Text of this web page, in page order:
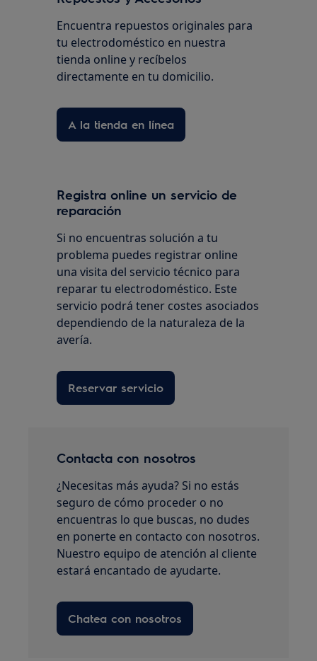
Encuentra repuestos originales para
tu electrodoméstico en nuestra
tienda online y recíbelos
directamente en tu domicilio.
A la tienda en línea
Registra online un servicio de
reparación
Si no encuentras solución a tu
problema puedes registrar online
una visita del servicio técnico para
reparar tu electrodoméstico. Este
servicio podrá tener costes asociados
dependiendo de la naturaleza de la
avería.
Reservar servicio
Contacta con nosotros
¿Necesitas más ayuda? Si no estás
seguro de cómo proceder o no
encuentras lo que buscas, no dudes
en ponerte en contacto con nosotros.
Nuestro equipo de atención al cliente
estará encantado de ayudarte.
Chatea con nosotros